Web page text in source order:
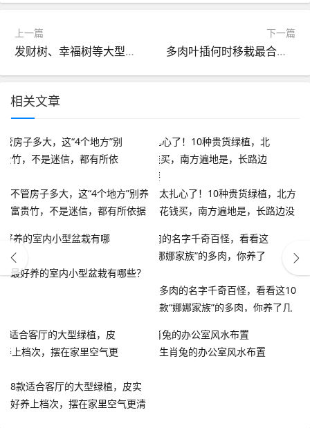
上一篇
发财树、幸福树等大型绿植冬天怎么养？快来看看
下一篇
多肉叶插何时移栽最合适？记好这个操作，成活率超过90%
相关文章
不管房子多大，这“4个地方”别养
富贵竹，不是迷信，都有所依据
太扎心了！10种贵货绿植，北方
花钱买，南方遍地是，长路边没
最好养的室内小型盆栽有哪些？
多肉的名字千奇百怪，看看这10
款“娜娜家族”的多肉，你养了几
8款适合客厅的大型绿植，皮实
好养上档次，摆在家里空气更清
生肖兔的办公室风水布置